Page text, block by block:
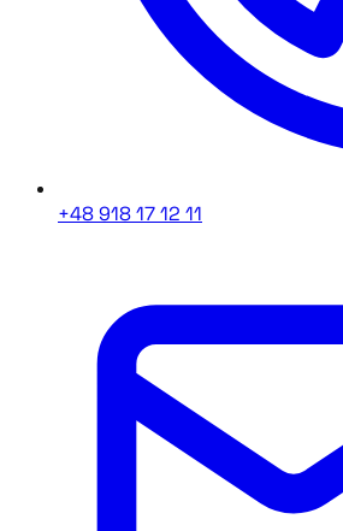
+48 918 17 12 11